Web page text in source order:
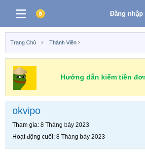
Đăng nhập
Trang Chủ Thành Viên
Hướng dẫn kiếm tiền
okvipo
Tham gia 8 Tháng bảy 2023
Hoạt động cuối 8 Tháng bảy 2023